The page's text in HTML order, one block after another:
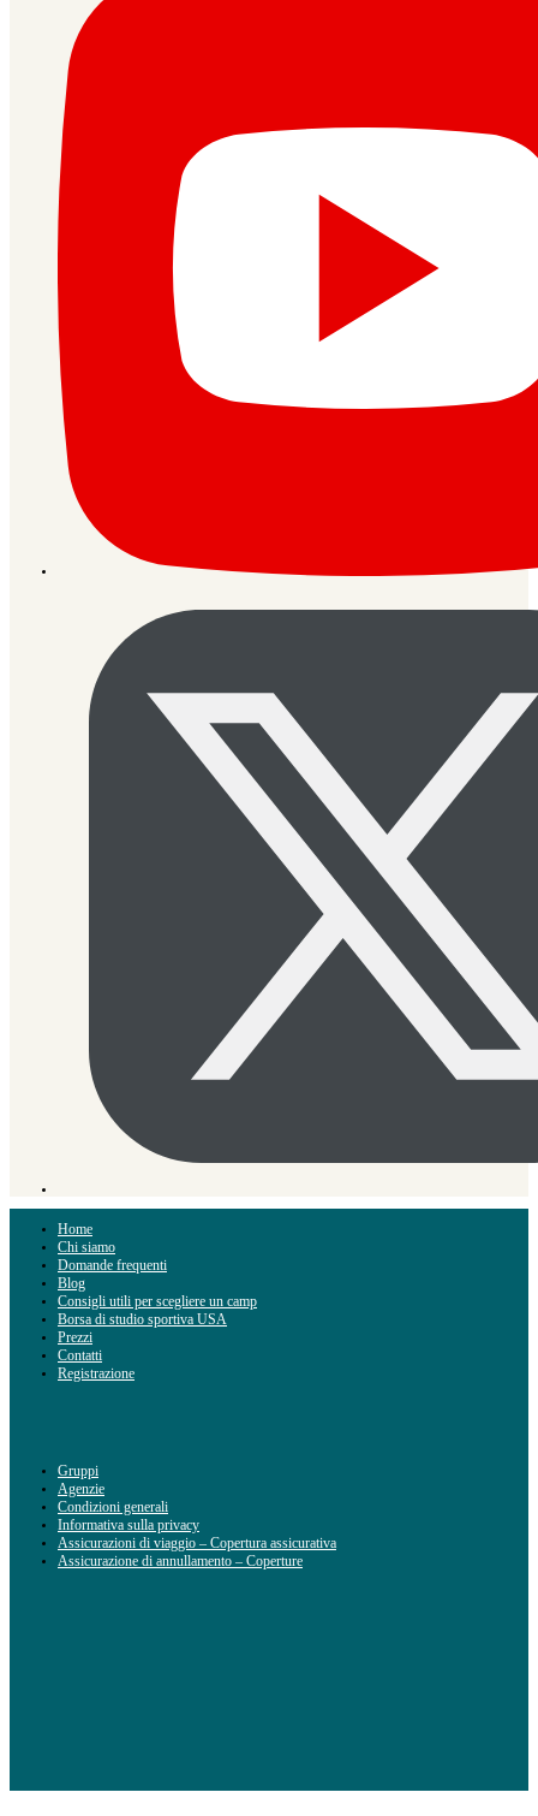
Home
Chi siamo
Domande frequenti
Blog
Consigli utili per scegliere un camp
Borsa di studio sportiva USA
Prezzi
Contatti
Registrazione
Gruppi
Agenzie
Condizioni generali
Informativa sulla privacy
Assicurazioni di viaggio – Copertura assicurativa
Assicurazione di annullamento – Coperture